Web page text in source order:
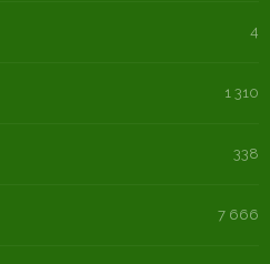
4
1 310
338
7 666